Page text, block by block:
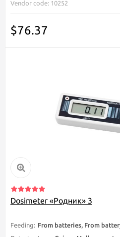
Dosimeter «Родник» 3
Feeding: From batteries, From battery
Detector type: Geiger-Muller counter